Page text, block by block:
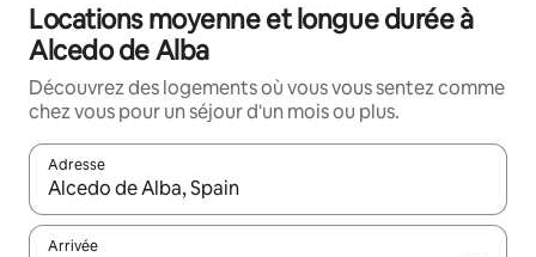
Locations moyenne et longue durée à
Alcedo de Alba
Découvrez des logements où vous vous sentez comme
chez vous pour un séjour d'un mois ou plus.
Adresse
Lorsque les résultats s'affichent, utilisez les flèches vers le
Arrivée